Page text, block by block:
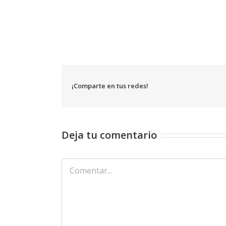
¡Comparte en tus redes!
Deja tu comentario
Comentar